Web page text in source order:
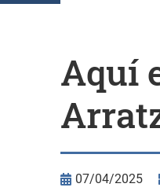
Aquí
07/04/2025